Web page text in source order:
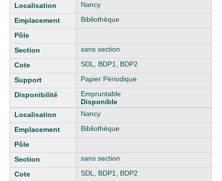
Nancy
Bibliothèque
sans section
SDL, BDP1, BDP2
Papier Périodique
Empruntable
Disponible
Nancy
Bibliothèque
sans section
SDL, BDP1, BDP2